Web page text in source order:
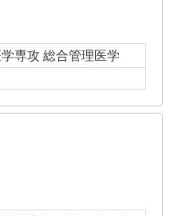
専攻 総合管理医学